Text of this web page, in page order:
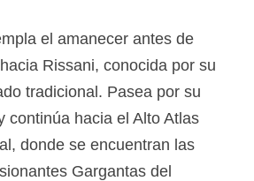
el amanecer antes de
Rissani, conocida por su
tradicional. Pasea por su
continúa hacia el Alto Atlas
donde se encuentran las
Gargantas del